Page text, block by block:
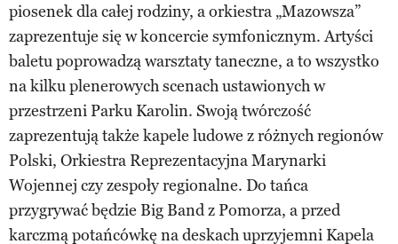
piosenek dla całej rodziny, a orkiestra „Mazowsza”
zaprezentuje się w koncercie symfonicznym. Artyści
baletu poprowadzą warsztaty taneczne, a to wszystko
na kilku plenerowych scenach ustawionych w
przestrzeni Parku Karolin. Swoją twórczość
zaprezentują także kapele ludowe z różnych regionów
Polski, Orkiestra Reprezentacyjna Marynarki
Wojennej czy zespoły regionalne. Do tańca
przygrywać będzie Big Band z Pomorza, a przed
karczmą potańcówkę na deskach uprzyjemni Kapela